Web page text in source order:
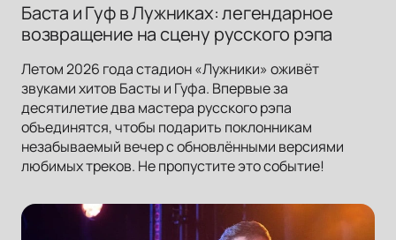
Баста и Гуф в Лужниках: легендарное
возвращение на сцену русского рэпа
Летом 2026 года стадион «Лужники» оживёт
звуками хитов Басты и Гуфа. Впервые за
десятилетие два мастера русского рэпа
объединятся, чтобы подарить поклонникам
незабываемый вечер с обновлёнными версиями
любимых треков. Не пропустите это событие!